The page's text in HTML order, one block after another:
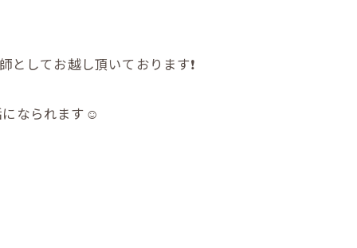
してお越し頂いております❗️
になられます☺️